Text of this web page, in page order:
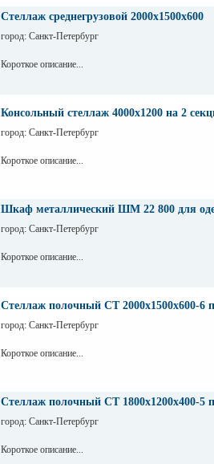
Стеллаж среднегрузовой 2000х1500х600
город: Санкт-Петербург
Короткое описание...
Консольный стеллаж 4000х1200 на 2
город: Санкт-Петербург
Короткое описание...
Шкаф металлический ШМ 22 800 для
город: Санкт-Петербург
Короткое описание...
Стеллаж полочный СТ 2000х1500х600-6
город: Санкт-Петербург
Короткое описание...
Стеллаж полочный СТ 1800х1200х400-5
город: Санкт-Петербург
Короткое описание...